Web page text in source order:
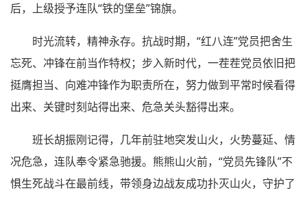
后，上级授予连队“铁的堡垒”锦旗。
时光流转，精神永存。抗战时期，“红八连”党员把舍生
忘死、冲锋在前当作特权；步入新时代，一茬茬党员依旧把
挺膺担当、向难冲锋作为职责所在，努力做到平常时候看得
出来、关键时刻站得出来、危急关头豁得出来。
班长胡振刚记得，几年前驻地突发山火，火势蔓延、情
况危急，连队奉令紧急驰援。熊熊山火前，“党员先锋队”不
惧生死战斗在最前线，带领身边战友成功扑灭山火，守护了